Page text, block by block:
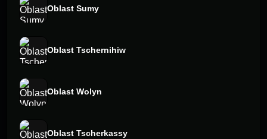
Oblast Sumy
Oblast Tschernihiw
Oblast Wolyn
Oblast Tscherkassy